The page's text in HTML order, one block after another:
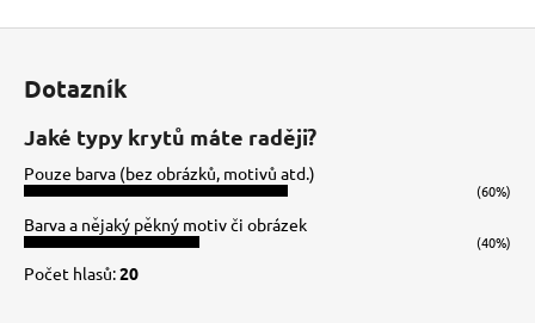
Dotazník
Jaké typy krytů máte raději?
Pouze barva (bez obrázků, motivů atd.)
(60%)
Barva a nějaký pěkný motiv či obrázek
(40%)
Počet hlasů:20